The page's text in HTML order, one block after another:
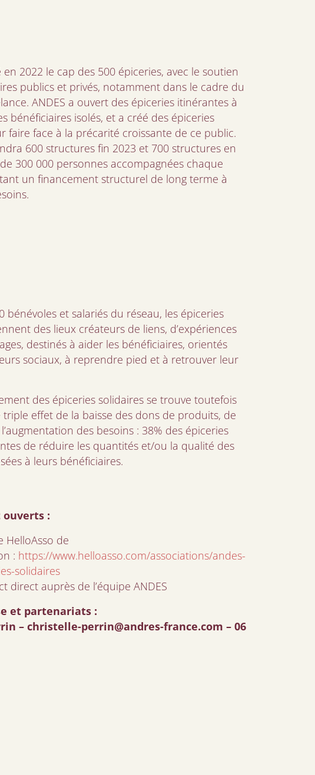
en 2022 le cap des 500 épiceries, avec le soutien
publics et privés, notamment dans le cadre du
ANDES a ouvert des épiceries itinérantes à
bénéficiaires isolés, et a créé des épiceries
faire face à la précarité croissante de ce public.
600 structures fin 2023 et 700 structures en
300 000 personnes accompagnées chaque
un financement structurel de long terme à
bénévoles et salariés du réseau, les épiceries
des lieux créateurs de liens, d’expériences
destinés à aider les bénéficiaires, orientés
sociaux, à reprendre pied et à retrouver leur
des épiceries solidaires se trouve toutefois
triple effet de la baisse des dons de produits, de
des besoins : 38% des épiceries
de réduire les quantités et/ou la qualité des
à leurs bénéficiaires.
ouverts :
HelloAsso de
: https://www.helloasso.com/associations/andes-
solidaires
direct auprès de l’équipe ANDES
et partenariats :
– christelle-perrin@andres-france.com – 06